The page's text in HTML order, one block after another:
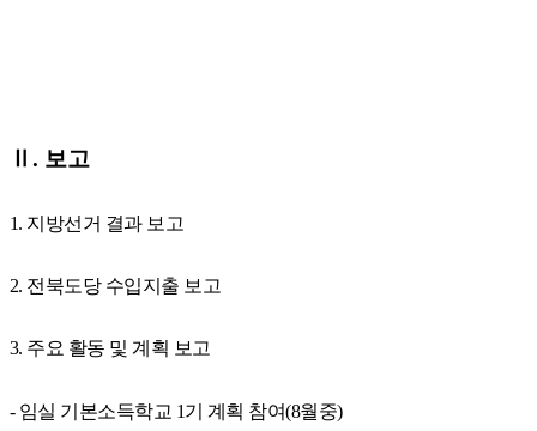
. 보고
1. 지방선거 결과 보고
2. 전북도당 수입지출 보고
3. 주요 활동 및 계획 보고
- 임실 기본소득학교 1기 계획 참여(8월중)